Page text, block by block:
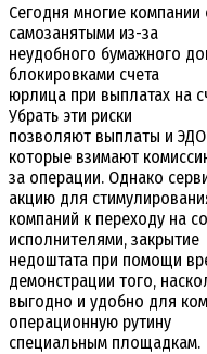
Сегодня многие компании
самозанятыми из-за
неудобного бумажного
блокировками счета
юрлица при выплатах на
Убрать эти риски
позволяют выплаты и
которые взимают
за операции. Однако
акцию для
компаний к переходу на
исполнителями, закрытие
недоштата при помощи
демонстрации того,
выгодно и удобно для
операционную рутину
специальным площадкам.